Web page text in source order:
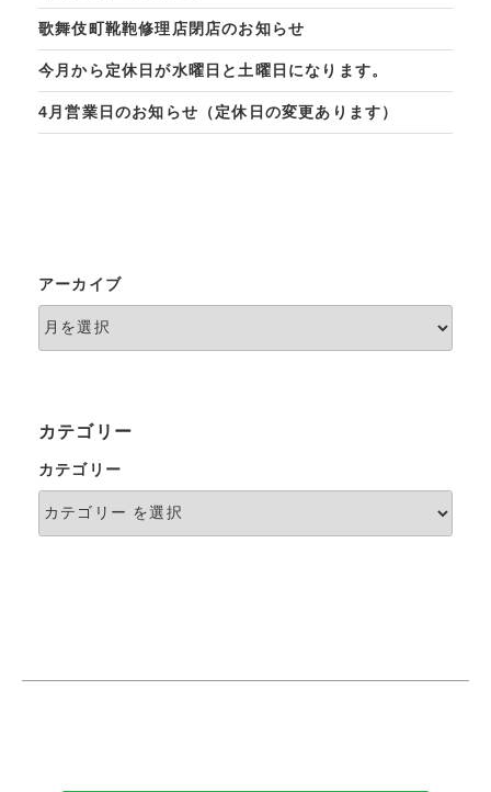
歌舞伎町靴鞄修理店閉店のお知らせ
今月から定休日が水曜日と土曜日になります。
4月営業日のお知らせ（定休日の変更あります）
アーカイブ
カテゴリー
カテゴリー